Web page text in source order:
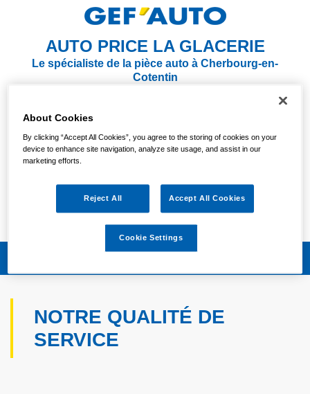
AUTO PRICE LA GLACERIE
Le spécialiste de la pièce auto à Cherbourg-en-
Cotentin
02 49 88 15 22
OUVERT
NOTRE QUALITÉ DE
SERVICE
About Cookies
By clicking “Accept All Cookies”, you agree to the storing of cookies on your
device to enhance site navigation, analyze site usage, and assist in our
marketing efforts.
Reject All Accept All Cookies
Cookie Settings